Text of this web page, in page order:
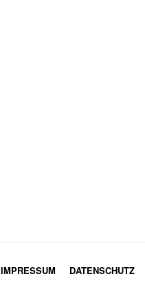
IMPRESSUM DATENSCHUTZ